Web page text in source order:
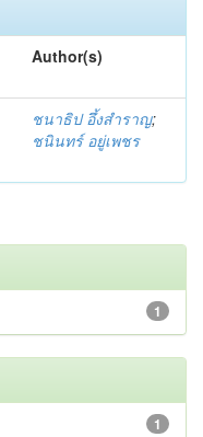
Author(s)
ชนาธิป อึ้งสำราญ;
ชนินทร์ อยู่เพชร
1
1